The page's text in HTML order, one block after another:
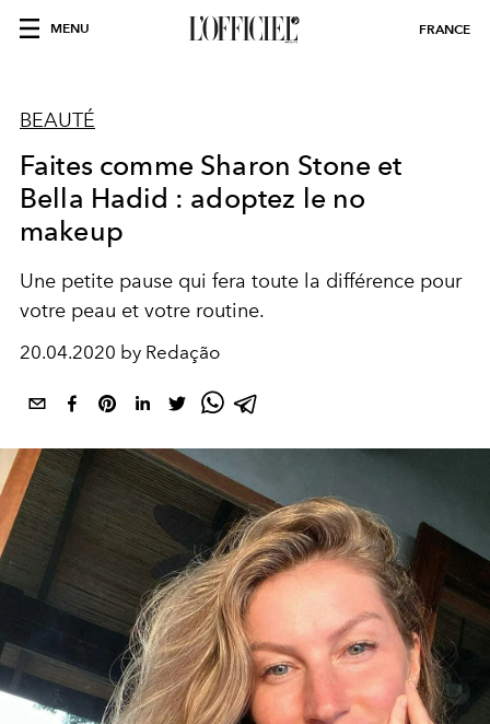
MENU FRANCE
BEAUTÉ
Faites comme Sharon Stone et
Bella Hadid : adoptez le no
makeup
Une petite pause qui fera toute la différence pour
votre peau et votre routine.
20.04.2020 by Redação